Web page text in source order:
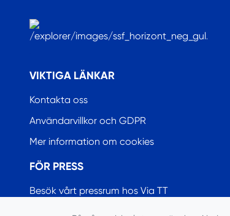
VIKTIGA LÄNKAR
Kontakta oss
Användarvillkor och GDPR
Mer information om cookies
FÖR PRESS
Besök vårt pressrum hos Via TT